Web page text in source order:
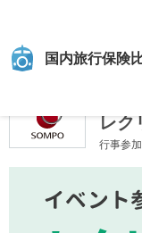
国内旅行保険
保険比較サイト『ｉ保険』
引受
レク
行事参